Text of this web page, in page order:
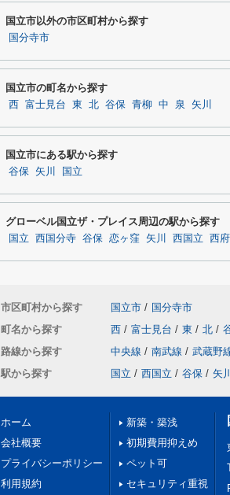
国立市以外の市区町村から探す
国分寺市
国立市の町名から探す
西 富士見台 東 北 谷保 青柳 中 泉 矢川
国立市にある駅から探す
谷保 矢川 国立
グローベル国立ザ・プレイス周辺の駅から探す
国立 西国分寺 谷保 恋ヶ窪 矢川 西国立 西府
市区町村から探す 国立市 / 国分寺市
町名から探す
西 / 富士見台 / 東 / 北 /
路線から探す
中央線 / 南武線 / 武蔵野
駅から探す
国立 / 西国立 / 谷保 / 矢川
ホーム
会社概要
プライバシーポリシー
利用規約
新築・築浅
初期費用抑えめ
ペット可
セキュリティ重視